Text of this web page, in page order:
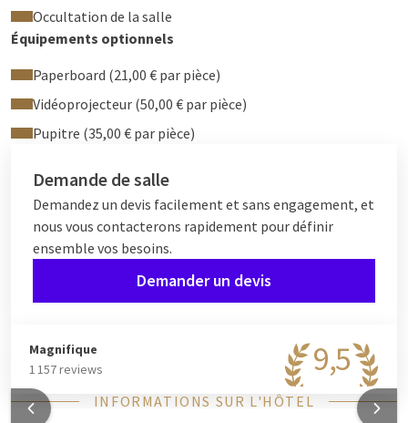
Occultation de la salle
Équipements optionnels
Paperboard (21,00 € par pièce)
Vidéoprojecteur (50,00 € par pièce)
Pupitre (35,00 € par pièce)
Demande de salle
Demandez un devis facilement et sans engagement, et
nous vous contacterons rapidement pour définir
ensemble vos besoins.
Demander un devis
9,5
Magnifique
1 157 reviews
INFORMATIONS SUR L'HÔTEL